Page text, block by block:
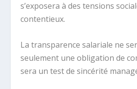
s’exposera à des tensions
contentieux.
La transparence salariale ne
seulement une obligation de
sera un test de sincérité